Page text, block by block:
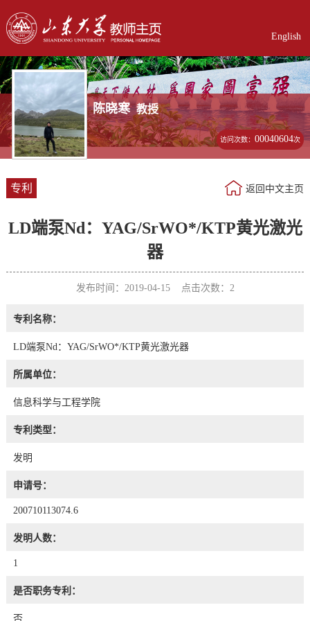
English
陈晓寒 教授
访问次数：00040604次
专利 返回中文主页
LD端泵Nd：YAG/SrWO*/KTP黄光激光
器
发布时间：2019-04-15 点击次数： 2
专利名称：
LD端泵Nd：YAG/SrWO*/KTP黄光激光器
所属单位：
信息科学与工程学院
专利类型：
发明
申请号：
200710113074.6
发明人数：
1
是否职务专利：
否